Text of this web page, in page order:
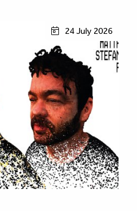
24 July 2026